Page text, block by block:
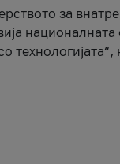
за
технологијата“,